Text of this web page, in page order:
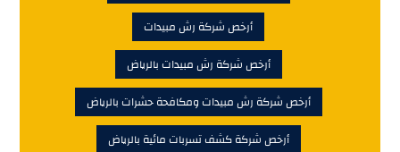
أرخص شركة رش مبيدات
أرخص شركة رش مبيدات بالرياض
أرخص شركة رش مبيدات ومكافحة حشرات بالرياض
أرخص شركة كشف تسربات مائية بالرياض